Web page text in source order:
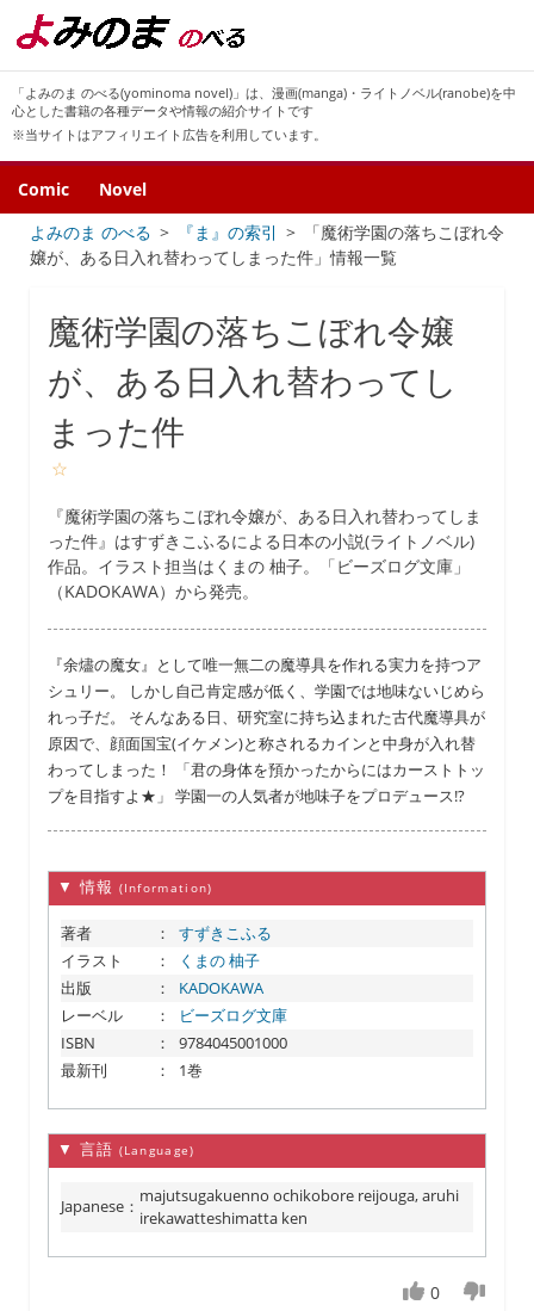
「よみのま のべる(yominoma novel)」は、漫画(manga)・ライトノベル(ranobe)を中
心とした書籍の各種データや情報の紹介サイトです
※当サイトはアフィリエイト広告を利用しています。
Comic
Novel
よみのま のべる
『ま』の索引
「魔術学園の落ちこぼれ令
嬢が、ある日入れ替わってしまった件」情報一覧
魔術学園の落ちこぼれ令嬢
が、ある日入れ替わってし
まった件
☆
『魔術学園の落ちこぼれ令嬢が、ある日入れ替わってしま
った件』はすずきこふるによる日本の小説(ライトノベル)
作品。イラスト担当はくまの 柚子。「ビーズログ文庫」
（KADOKAWA）から発売。
『余燼の魔女』として唯一無二の魔導具を作れる実力を持つア
シュリー。 しかし自己肯定感が低く、学園では地味ないじめら
れっ子だ。 そんなある日、研究室に持ち込まれた古代魔導具が
原因で、顔面国宝(イケメン)と称されるカインと中身が入れ替
わってしまった！ 「君の身体を預かったからにはカーストトッ
プを目指すよ★」 学園一の人気者が地味子をプロデュース!?
▼ 情報 (Information)
著者 ：
すずきこふる
イラスト
：
くまの 柚子
出版
：
KADOKAWA
レーベル
：
ビーズログ文庫
ISBN
：
9784045001000
最新刊
： 1巻
▼ 言語 (Language)
Japanese ： majutsugakuenno ochikobore reijouga, aruhi
irekawatteshimatta ken
0